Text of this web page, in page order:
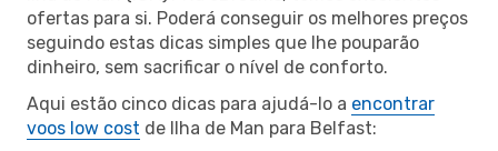
ofertas para si. Poderá conseguir os melhores preços
seguindo estas dicas simples que lhe pouparão
dinheiro, sem sacrificar o nível de conforto.
Aqui estão cinco dicas para ajudá-lo a encontrar
voos low cost de Ilha de Man para Belfast: